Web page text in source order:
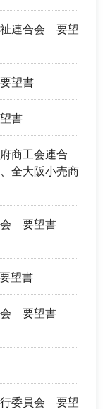
祉連合会 要望
望書
書
商工会連合
全大阪小売商
会 要望書
望書
会 要望書
行委員会 要望